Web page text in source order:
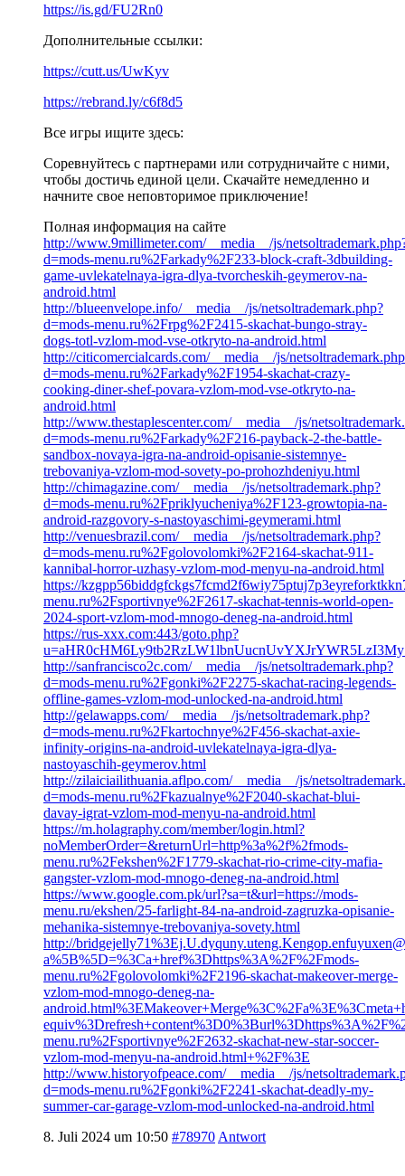
https://is.gd/FU2Rn0
Дополнительные ссылки:
https://cutt.us/UwKyv
https://rebrand.ly/c6f8d5
Все игры ищите здесь:
Соревнуйтесь с партнерами или сотрудничайте с ними,
чтобы достичь единой цели. Скачайте немедленно и
начните свое неповторимое приключение!
Полная информация на сайте
http://www.9millimeter.com/__media__/js/
d=mods-menu.ru%2Farkady%2F233-block-craft-3dbuilding-
game-uvlekatelnaya-igra-dlya-tvorcheskih-geymerov-na-
android.html
http://blueenvelope.info/__media__/js/netsoltrademark.php?
d=mods-menu.ru%2Frpg%2F2415-skachat-bungo-stray-
dogs-totl-vzlom-mod-vse-otkryto-na-android.html
http://citicomercialcards.com/__media__/js/
d=mods-menu.ru%2Farkady%2F1954-skachat-crazy-
cooking-diner-shef-povara-vzlom-mod-vse-otkryto-na-
android.html
http://www.thestaplescenter.com/__media__/js/
d=mods-menu.ru%2Farkady%2F216-payback-2-the-battle-
sandbox-novaya-igra-na-android-opisanie-sistemnye-
trebovaniya-vzlom-mod-sovety-po-prohozhdeniyu.html
http://chimagazine.com/__media__/js/netsoltrademark.php?
d=mods-menu.ru%2Fpriklyucheniya%2F123-growtopia-na-
android-razgovory-s-nastoyaschimi-geymerami.html
http://venuesbrazil.com/__media__/js/netsoltrademark.php?
d=mods-menu.ru%2Fgolovolomki%2F2164-skachat-911-
kannibal-horror-uzhasy-vzlom-mod-menyu-na-android.html
https://
menu.ru%2Fsportivnye%2F2617-skachat-tennis-world-open-
2024-sport-vzlom-mod-mnogo-deneg-na-android.html
https://rus-xxx.com:443/goto.php?
http://sanfrancisco2c.com/__media__/js/netsoltrademark.php?
d=mods-menu.ru%2Fgonki%2F2275-skachat-racing-legends-
offline-games-vzlom-mod-unlocked-na-android.html
http://gelawapps.com/__media__/js/netsoltrademark.php?
d=mods-menu.ru%2Fkartochnye%2F456-skachat-axie-
infinity-origins-na-android-uvlekatelnaya-igra-dlya-
nastoyaschih-geymerov.html
http://zilaiciailithuania.aflpo.com/__media__/js/
d=mods-menu.ru%2Fkazualnye%2F2040-skachat-blui-
davay-igrat-vzlom-mod-menyu-na-android.html
https://m.holagraphy.com/member/login.html?
noMemberOrder=&returnUrl=http%3a%2f%2fmods-
menu.ru%2Fekshen%2F1779-skachat-rio-crime-city-mafia-
gangster-vzlom-mod-mnogo-deneg-na-android.html
https://www.google.com.pk/url?sa=t&url=https://mods-
menu.ru/ekshen/25-farlight-84-na-android-zagruzka-opisanie-
mehanika-sistemnye-trebovaniya-sovety.html
http://
a%5B%5D=%3Ca+href%3Dhttps%3A%2F%2Fmods-
menu.ru%2Fgolovolomki%2F2196-skachat-makeover-merge-
vzlom-mod-mnogo-deneg-na-
menu.ru%2Fsportivnye%2F2632-skachat-new-star-soccer-
vzlom-mod-menyu-na-android.html+%2F%3E
http://www.historyofpeace.com/__media__/js/
d=mods-menu.ru%2Fgonki%2F2241-skachat-deadly-my-
summer-car-garage-vzlom-mod-unlocked-na-android.html
8. Juli 2024 um 10:50 #78970 Antwort